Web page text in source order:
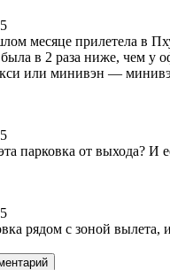
месяце прилетела в
в 2 раза ниже, чем у
или минивэн —
парковка от выхода? И
рядом с зоной